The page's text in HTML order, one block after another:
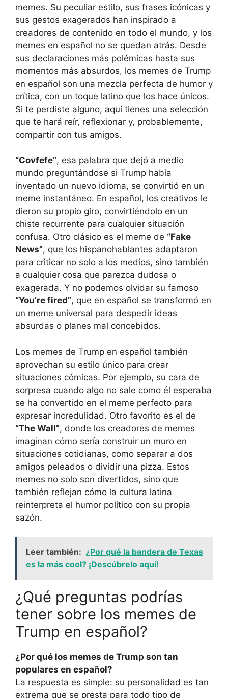
memes. Su peculiar estilo, sus frases icónicas y
sus gestos exagerados han inspirado a
creadores de contenido en todo el mundo, y los
memes en español no se quedan atrás. Desde
sus declaraciones más polémicas hasta sus
momentos más absurdos, los memes de Trump
en español son una mezcla perfecta de humor y
crítica, con un toque latino que los hace únicos.
Si te perdiste alguno, aquí tienes una selección
que te hará reír, reflexionar y, probablemente,
compartir con tus amigos.
“Covfefe”, esa palabra que dejó a medio
mundo preguntándose si Trump había
inventado un nuevo idioma, se convirtió en un
meme instantáneo. En español, los creativos le
dieron su propio giro, convirtiéndolo en un
chiste recurrente para cualquier situación
confusa. Otro clásico es el meme de “Fake
News”, que los hispanohablantes adaptaron
para criticar no solo a los medios, sino también
a cualquier cosa que parezca dudosa o
exagerada. Y no podemos olvidar su famoso
“You’re fired”, que en español se transformó en
un meme universal para despedir ideas
absurdas o planes mal concebidos.
Los memes de Trump en español también
aprovechan su estilo único para crear
situaciones cómicas. Por ejemplo, su cara de
sorpresa cuando algo no sale como él esperaba
se ha convertido en el meme perfecto para
expresar incredulidad. Otro favorito es el de
“The Wall”, donde los creadores de memes
imaginan cómo sería construir un muro en
situaciones cotidianas, como separar a dos
amigos peleados o dividir una pizza. Estos
memes no solo son divertidos, sino que
también reflejan cómo la cultura latina
reinterpreta el humor político con su propia
sazón.
Leer también: ¿Por qué la bandera de Texas
es la más cool? ¡Descúbrelo aquí!
¿Qué preguntas podrías
tener sobre los memes de
Trump en español?
¿Por qué los memes de Trump son tan
populares en español?
La respuesta es simple: su personalidad es tan
extrema que se presta para todo tipo de